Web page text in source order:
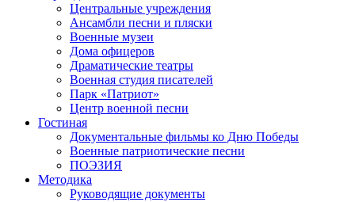
Центральные учреждения
Ансамбли песни и пляски
Военные музеи
Дома офицеров
Драматические театры
Военная студия писателей
Парк «Патриот»
Центр военной песни
Гостиная
Документальные фильмы ко Дню Победы
Военные патриотические песни
ПОЭЗИЯ
Методика
Руководящие документы